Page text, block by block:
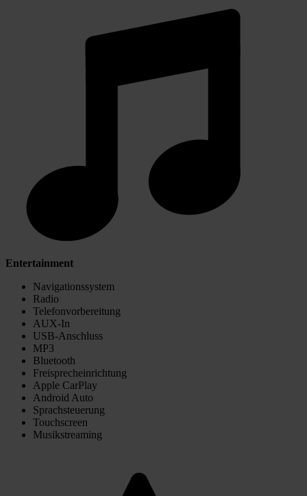
Entertainment
Navigationssystem
Radio
Telefonvorbereitung
AUX-In
USB-Anschluss
MP3
Bluetooth
Freisprecheinrichtung
Apple CarPlay
Android Auto
Sprachsteuerung
Touchscreen
Musikstreaming